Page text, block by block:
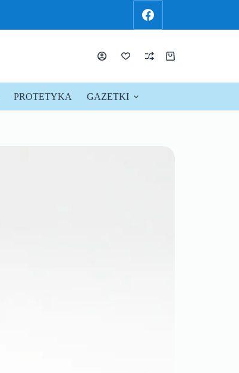
PROTETYKA GAZETKI